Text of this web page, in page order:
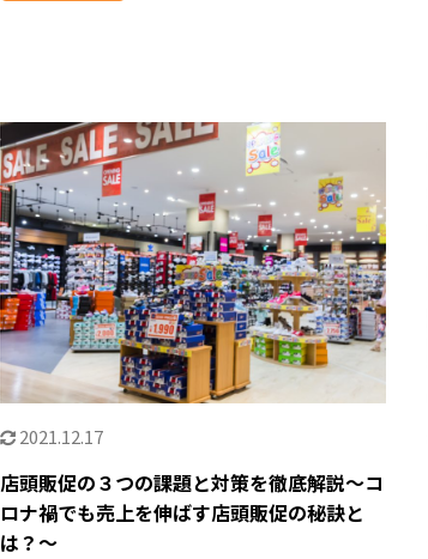
2021.12.17
店頭販促の３つの課題と対策を徹底解説〜コ
ロナ禍でも売上を伸ばす店頭販促の秘訣と
は？〜